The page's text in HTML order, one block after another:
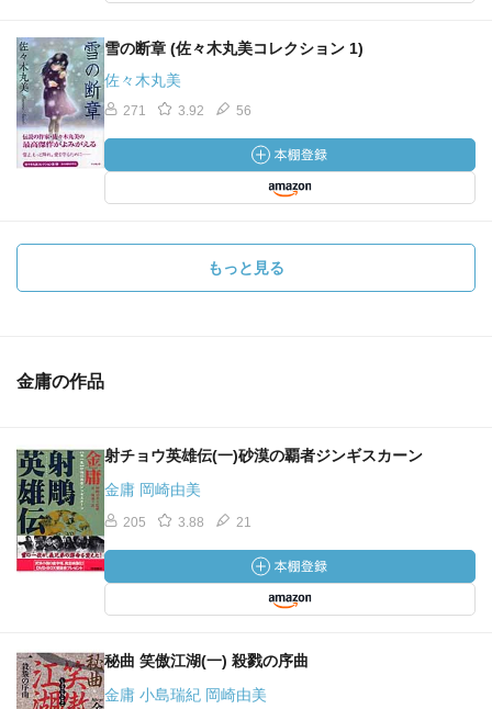
雪の断章 (佐々木丸美コレクション 1)
佐々木丸美
271 3.92 56
もっと見る
金庸の作品
射チョウ英雄伝(一)砂漠の覇者ジンギスカーン
金庸 岡崎由美
205 3.88 21
秘曲 笑傲江湖(一) 殺戮の序曲
金庸 小島瑞紀 岡崎由美